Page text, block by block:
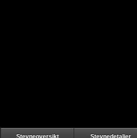
Stevneoversikt Stevnedetaljer